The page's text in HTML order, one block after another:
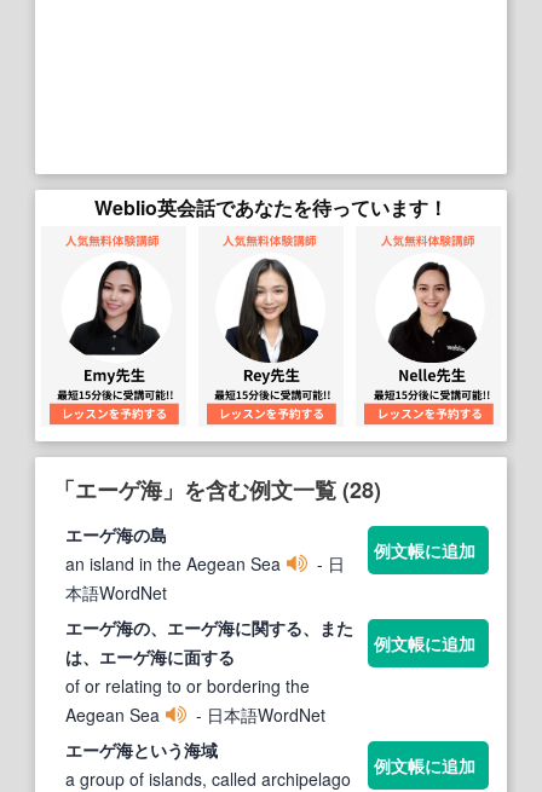
Weblio英会話であなたを待っています！
「エーゲ海」を含む例文一覧 (28)
エーゲ海の島
an island in the Aegean Sea
- 日
本語WordNet
例文帳に追加
エーゲ海の、 エーゲ海に関する、また
は、 エーゲ海に面する
of or relating to or bordering the
Aegean Sea
- 日本語WordNet
例文帳に追加
エーゲ海という海域
a group of islands, called archipelago
例文帳に追加